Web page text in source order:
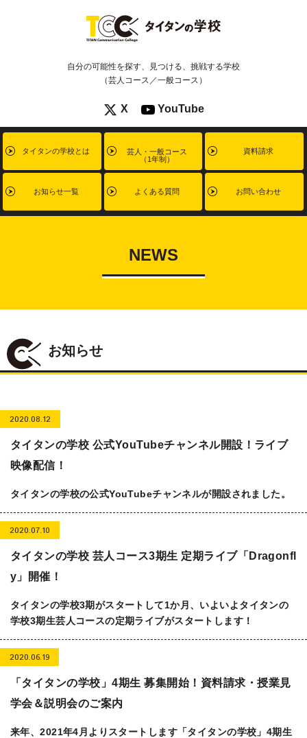
自分の可能性を探す、見つける、挑戦する学校
（芸人コース／一般コース）
X YouTube
タイタンの学校とは
芸人・一般コース
（1年制）
資料請求
お知らせ一覧 よくある質問 お問い合わせ
NEWS
お知らせ
2020.08.12
タイタンの学校 公式YouTubeチャンネル開設！ライブ
映像配信！
タイタンの学校の公式YouTubeチャンネルが開設されました。
2020.07.10
タイタンの学校 芸人コース3期生 定期ライブ「Dragonfl
y」開催！
タイタンの学校3期がスタートして1か月、いよいよタイタンの
学校3期生芸人コースの定期ライブがスタートします！
2020.06.19
「タイタンの学校」4期生 募集開始！資料請求・授業見
学会＆説明会のご案内
来年、2021年4月よりスタートします「タイタンの学校」4期生